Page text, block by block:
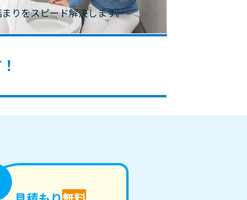
りをスピード解決します。